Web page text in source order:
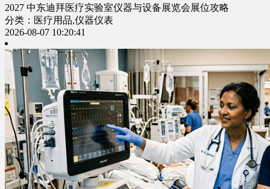
2027 中东迪拜医疗实验室仪器与设备展览会展位攻略
分类：医疗用品,仪器仪表
2026-08-07 10:20:41